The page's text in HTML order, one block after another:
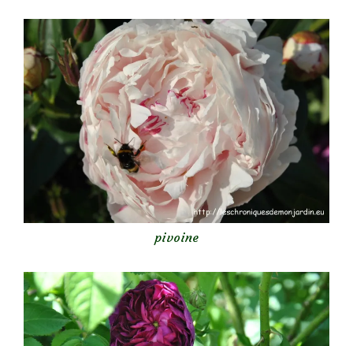
pivoine